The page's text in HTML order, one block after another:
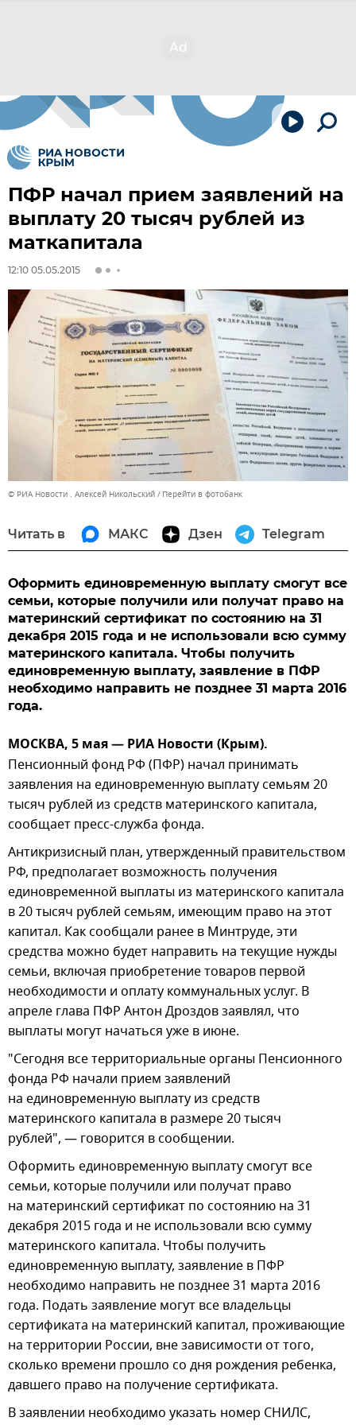
ПФР начал прием заявлений на
выплату 20 тысяч рублей из
маткапитала
12:10 05.05.2015
© РИА Новости . Алексей Никольский Перейти в фотобанк
Читать в МАКС Дзен Telegram
Оформить единовременную выплату смогут все
семьи, которые получили или получат право на
материнский сертификат по состоянию на 31
декабря 2015 года и не использовали всю сумму
материнского капитала. Чтобы получить
единовременную выплату, заявление в ПФР
необходимо направить не позднее 31 марта 2016
года.
МОСКВА, 5 мая — РИА Новости (Крым).
Пенсионный фонд РФ (ПФР) начал принимать
заявления на единовременную выплату семьям 20
тысяч рублей из средств материнского капитала,
сообщает пресс-служба фонда.
Антикризисный план, утвержденный правительством
РФ, предполагает возможность получения
единовременной выплаты из материнского капитала
в 20 тысяч рублей семьям, имеющим право на этот
капитал. Как сообщали ранее в Минтруде, эти
средства можно будет направить на текущие нужды
семьи, включая приобретение товаров первой
необходимости и оплату коммунальных услуг. В
апреле глава ПФР Антон Дроздов заявлял, что
выплаты могут начаться уже в июне.
"Сегодня все территориальные органы Пенсионного
фонда РФ начали прием заявлений
на единовременную выплату из средств
материнского капитала в размере 20 тысяч
рублей", — говорится в сообщении.
Оформить единовременную выплату смогут все
семьи, которые получили или получат право
на материнский сертификат по состоянию на 31
декабря 2015 года и не использовали всю сумму
материнского капитала. Чтобы получить
единовременную выплату, заявление в ПФР
необходимо направить не позднее 31 марта 2016
года. Подать заявление могут все владельцы
сертификата на материнский капитал, проживающие
на территории России, вне зависимости от того,
сколько времени прошло со дня рождения ребенка,
давшего право на получение сертификата.
В заявлении необходимо указать номер СНИЛС,